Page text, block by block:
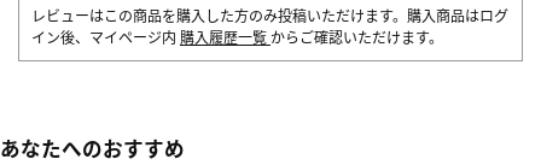
レビューはこの商品を購入した方のみ投稿いただけます。購入商品はログ
イン後、マイページ内 購入履歴一覧 からご確認いただけます。
あなたへのおすすめ